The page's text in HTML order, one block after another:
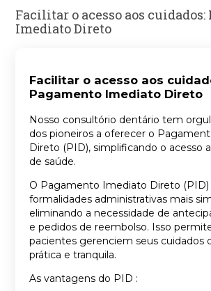
Facilitar o acesso aos cuidados:
Imediato Direto
Facilitar o acesso aos
Pagamento Imediato Direto
Nosso consultório dentário tem
dos pioneiros a oferecer o
Direto (PID), simplificando o acesso
de saúde.
O Pagamento Imediato Direto (PID)
formalidades administrativas mais
eliminando a necessidade de
e pedidos de reembolso. Isso
pacientes gerenciem seus cuidados
prática e tranquila.
As vantagens do PID :